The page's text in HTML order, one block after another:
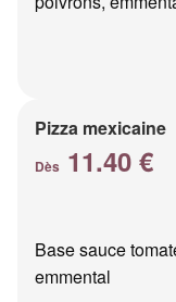
Pizza mexicaine
Dès 11.40 €
Base sauce
emmental